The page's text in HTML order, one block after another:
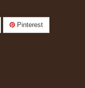
Pinterest